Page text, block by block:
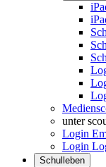
unter
Login
Login
Schulleben